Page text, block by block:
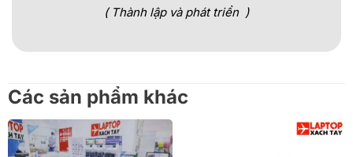
( Thành lập và phát triển )
Các sản phẩm khác